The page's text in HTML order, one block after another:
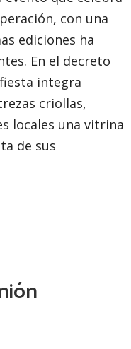
con una
ediciones ha
En el decreto
integra
criollas,
locales una vitrina
de sus